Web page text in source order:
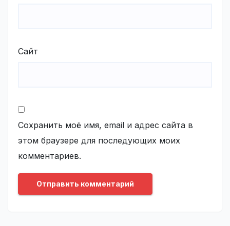
Сайт
Сохранить моё имя, email и адрес сайта в
этом браузере для последующих моих
комментариев.